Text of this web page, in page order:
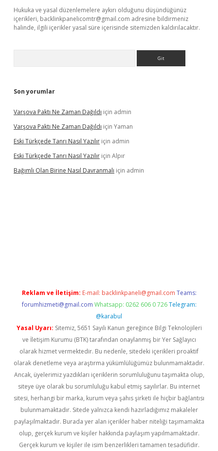
Hukuka ve yasal düzenlemelere aykırı olduğunu düşündüğünüz
içerikleri, backlinkpanelicomtr@gmail.com adresine bildirmeniz
halinde, ilgili içerikler yasal süre içerisinde sitemizden kaldırılacaktır.
Son yorumlar
Varşova Paktı Ne Zaman Dağıldı için admin
Varşova Paktı Ne Zaman Dağıldı için Yaman
Eski Türkçede Tanrı Nasıl Yazılır için admin
Eski Türkçede Tanrı Nasıl Yazılır için Alpır
Bağımlı Olan Birine Nasıl Davranmalı için admin
Reklam ve İletişim: E-mail: backlinkpaneli@gmail.com Teams:
forumhizmeti@gmail.com Whatsapp: 0262 606 0 726 Telegram:
@karabul
Yasal Uyarı: Sitemiz, 5651 Sayılı Kanun gereğince Bilgi Teknolojileri
ve İletişim Kurumu (BTK) tarafından onaylanmış bir Yer Sağlayıcı
olarak hizmet vermektedir. Bu nedenle, sitedeki içerikleri proaktif
olarak denetleme veya araştırma yükümlülüğümüz bulunmamaktadır.
Ancak, üyelerimiz yazdıkları içeriklerin sorumluluğunu taşımakta olup,
siteye üye olarak bu sorumluluğu kabul etmiş sayılırlar. Bu internet
sitesi, herhangi bir marka, kurum veya şahıs şirketi ile hiçbir bağlantısı
bulunmamaktadır. Sitede yalnızca kendi hazırladığımız makaleler
paylaşılmaktadır. Burada yer alan içerikler haber niteliği taşımamakta
olup, gerçek kurum ve kişiler hakkında paylaşım yapılmamaktadır.
Gerçek kurum ve kişiler ile isim benzerlikleri tamamen tesadüfidir.